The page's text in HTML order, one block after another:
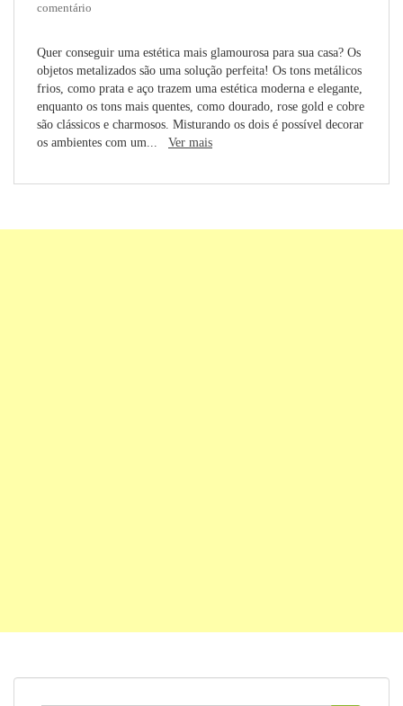
comentário
Quer conseguir uma estética mais glamourosa para sua casa? Os
objetos metalizados são uma solução perfeita! Os tons metálicos
frios, como prata e aço trazem uma estética moderna e elegante,
enquanto os tons mais quentes, como dourado, rose gold e cobre
são clássicos e charmosos. Misturando os dois é possível decorar
os ambientes com um... Ver mais